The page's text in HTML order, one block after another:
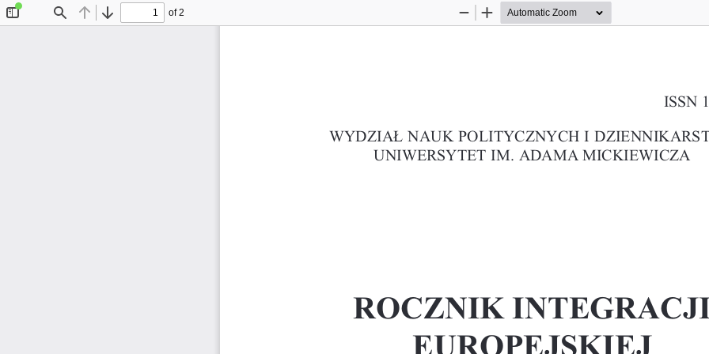
Find Previous
Next
of 2
Zoom
Zoom
WYDZIA£ NAUK POLITYCZNYCH I
UNIWERSYTET IM. ADAMA MICKIEWICZA
ROCZNIK
ISSN